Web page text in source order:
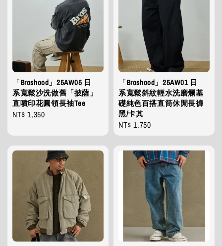
「Broshood」25AW05 日
系寬鬆沙洗做舊「披薩」
直噴印花圓領長袖Tee
Regular
NT$ 1,350
「Broshood」25AW01 日
系寬鬆斜紋輕水洗磨爛基
礎純色百搭直筒休閒長褲
黑/卡其
Regular
price
NT$ 1,750